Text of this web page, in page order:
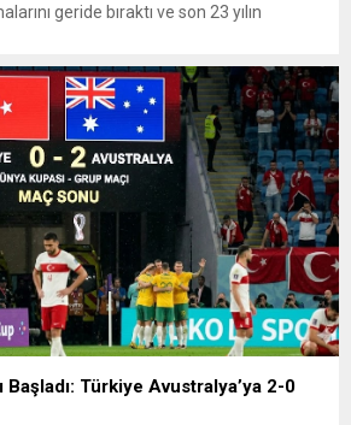
geride bıraktı ve son 23 yılın
Başladı: Türkiye Avustralya’ya 2-0